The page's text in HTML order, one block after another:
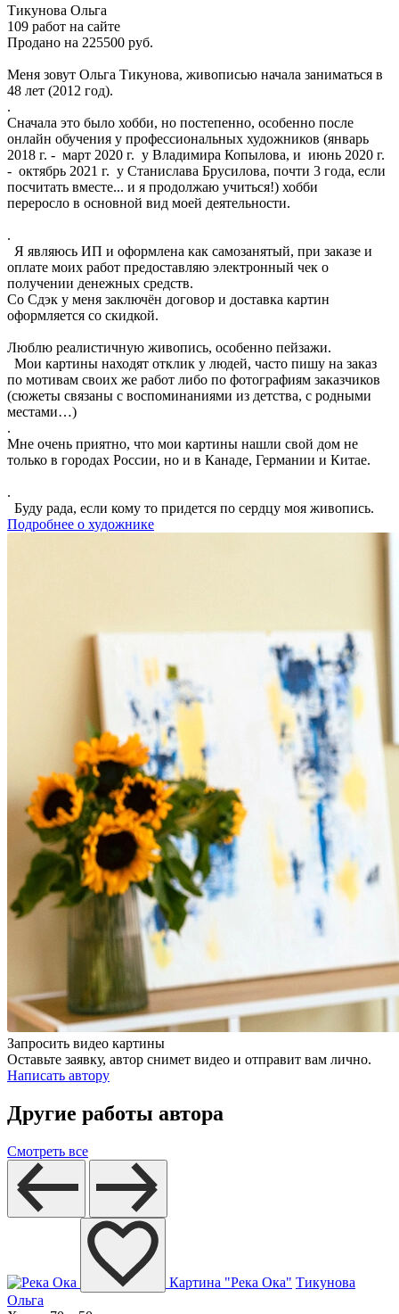
Тикунова Ольга
109 работ на сайте
Продано на 225500 руб.
Меня зовут Ольга Тикунова, живописью начала заниматься в
48 лет (2012 год).
.
Сначала это было хобби, но постепенно, особенно после
онлайн обучения у профессиональных художников (январь
2018 г. - март 2020 г. у Владимира Копылова, и июнь 2020 г.
- октябрь 2021 г. у Станислава Брусилова, почти 3 года, если
посчитать вместе... и я продолжаю учиться!) хобби
переросло в основной вид моей деятельности.
.
Я являюсь ИП и оформлена как самозанятый, при заказе и
оплате моих работ предоставляю электронный чек о
получении денежных средств.
Со Сдэк у меня заключён договор и доставка картин
оформляется со скидкой.
Люблю реалистичную живопись, особенно пейзажи.
Мои картины находят отклик у людей, часто пишу на заказ
по мотивам своих же работ либо по фотографиям заказчиков
(сюжеты связаны с воспоминаниями из детства, с родными
местами…)
.
Мне очень приятно, что мои картины нашли свой дом не
только в городах России, но и в Канаде, Германии и Китае.
.
Буду рада, если кому то придется по сердцу моя живопись.
Подробнее о художнике
Запросить видео картины
Оставьте заявку, автор снимет видео и отправит вам лично.
Написать автору
Другие работы автора
Смотреть все
Картина "Река Ока" Тикунова
Ольга